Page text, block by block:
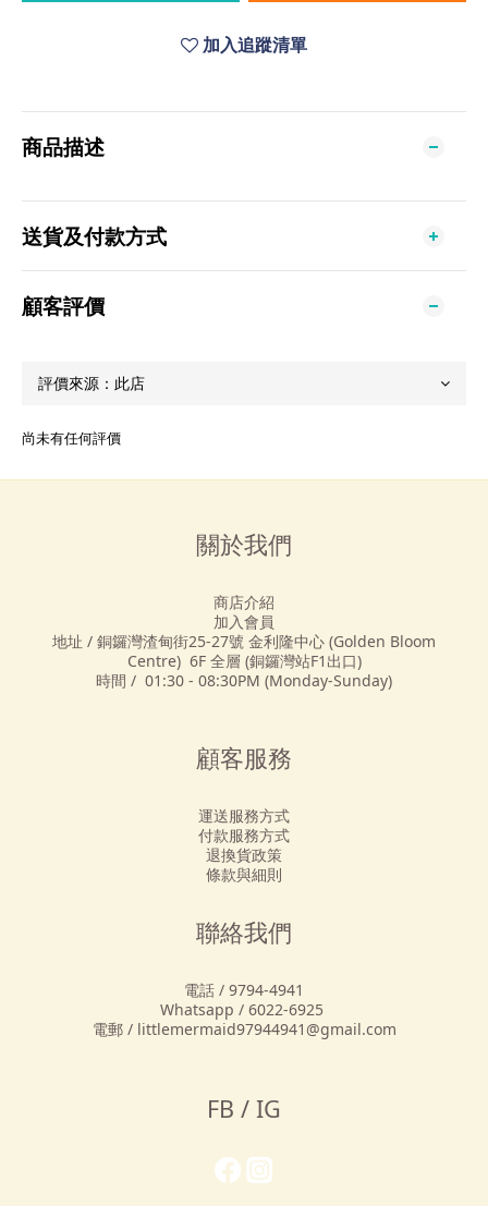
加入追蹤清單
商品描述
送貨及付款方式
顧客評價
尚未有任何評價
關於我們
商店介紹
加入會員
地址 / 銅鑼灣渣甸街25-27號 金利隆中心 (Golden Bloom
Centre) 6F 全層 (銅鑼灣站F1出口)
時間 / 01:30 - 08:30PM (Monday-Sunday)
顧客服務
運送服務方式
付款服務方式
退換貨政策
條款與細則
聯絡我們
電話 / 9794-4941
Whatsapp / 6022-6925
電郵 / littlemermaid97944941@gmail.com
FB / IG